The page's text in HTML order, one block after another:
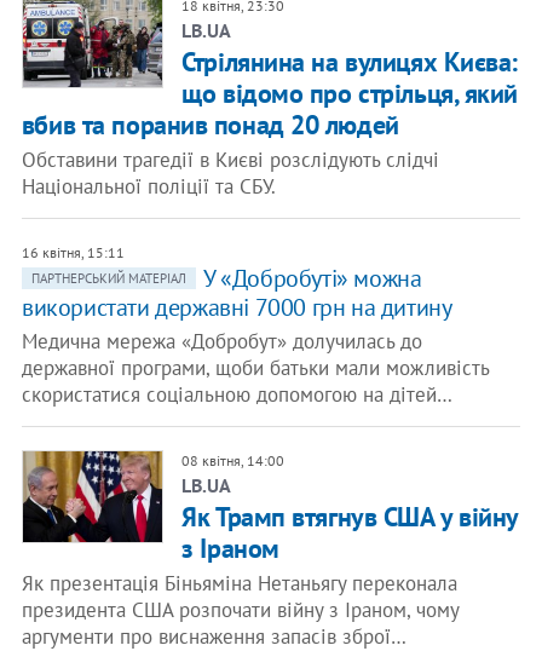
18 квітня, 23:30
LB.UA
Стрілянина на вулицях Києва:
що відомо про стрільця, який
вбив та поранив понад 20 людей
Обставини трагедії в Києві розслідують слідчі
Національної поліції та СБУ.
16 квітня, 15:11
ПАРТНЕРСЬКИЙ МАТЕРІАЛ
У «Добробуті» можна
використати державні 7000 грн на дитину
Медична мережа «Добробут» долучилась до
державної програми, щоби батьки мали можливість
скористатися соціальною допомогою на дітей…
08 квітня, 14:00
LB.UA
​Як Трамп втягнув США у війну
з Іраном
Як презентація Біньяміна Нетаньягу переконала
президента США розпочати війну з Іраном, чому
аргументи про виснаження запасів зброї…